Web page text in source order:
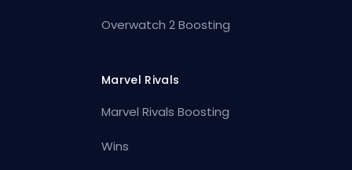
Overwatch 2 Boosting
Marvel Rivals
Marvel Rivals Boosting
Wins